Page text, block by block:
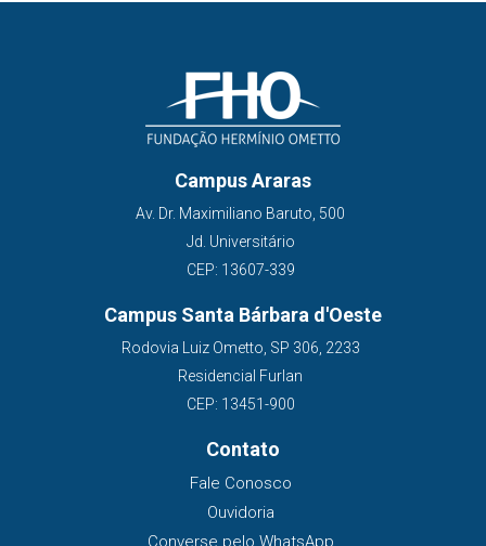
Campus Araras
Av. Dr. Maximiliano Baruto, 500
Jd. Universitário
CEP: 13607-339
Campus Santa Bárbara d'Oeste
Rodovia Luiz Ometto, SP 306, 2233
Residencial Furlan
CEP: 13451-900
Contato
Fale Conosco
Ouvidoria
Converse pelo WhatsApp